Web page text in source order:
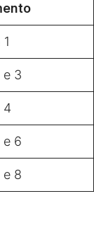
e 3
4
e 6
e 8